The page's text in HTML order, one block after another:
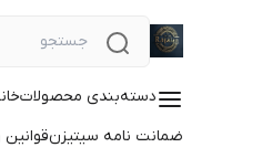
دسته‌بندی محصولات
ضمانت نامه سیتیزن